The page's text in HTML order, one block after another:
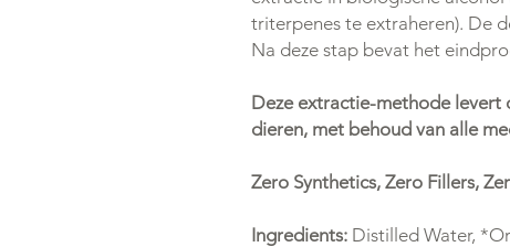
triterpenes te extraheren). De
Na deze stap bevat het
Deze extractie-methode
dieren, met behoud van alle
Zero Synthetics, Zero Fillers,
Ingredients: Distilled Water,